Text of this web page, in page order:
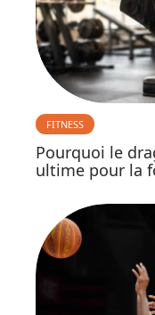
FITNESS
Pourquoi le
ultime pour la